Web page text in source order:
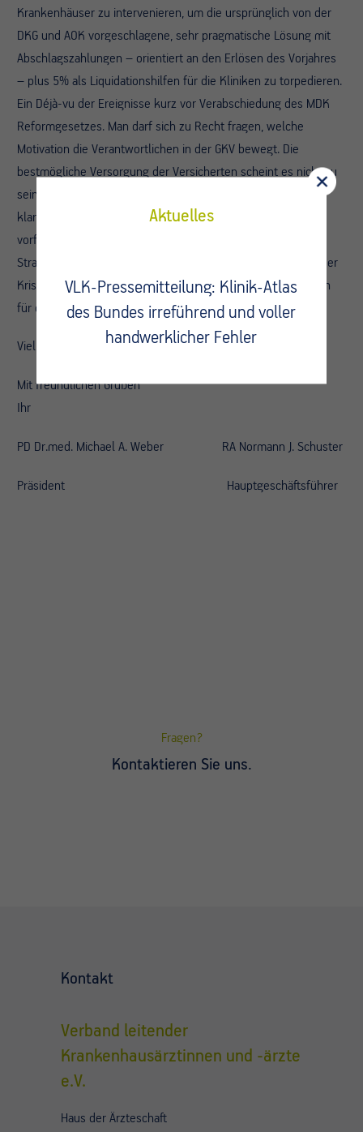
Krankenhäuser zu intervenieren, um die ursprünglich von der
DKG und AOK vorgeschlagene, sehr pragmatische Lösung mit
Abschlagszahlungen – orientiert an den Erlösen des Vorjahres
– plus 5% als Liquidationshilfen für die Kliniken zu torpedieren.
Ein Déjà-vu der Ereignisse kurz vor Verabschiedung des MDK
Reformgesetzes. Man darf sich zu Recht fragen, welche
Motivation die Verantwortlichen in der GKV bewegt. Die
bestmögliche Versorgung der Versicherten scheint es nicht zu
sein. Hoffentlich ist der Politik durch die massiven Proteste
klargeworden, dass sich die Krankenhäuser so nicht weiter
vorführen lassen. Überregulierungen, Abschläge,
Strafzahlungen gehören sowieso abgeschafft, erst recht in der
Krise. Da brauchen wir kein Erbsenzählen, sondern Lösungen
für das große Ganze.
Viel Kraft für die kommenden Aufgaben, bleiben Sie gesund!
Mit freundlichen Grüßen
Ihr
PD Dr.med. Michael A. Weber RA Normann J. Schuster
Präsident Hauptgeschäftsführer
Fragen?
Kontaktieren Sie uns.
Kontakt
Verband leitender
Krankenhausärztinnen und -ärzte
e.V.
Haus der Ärzteschaft
Aktuelles
VLK-Pressemitteilung: Klinik-Atlas
des Bundes irreführend und voller
handwerklicher Fehler